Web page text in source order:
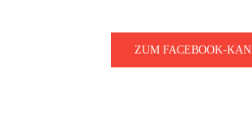
ZUM FACEBOOK-